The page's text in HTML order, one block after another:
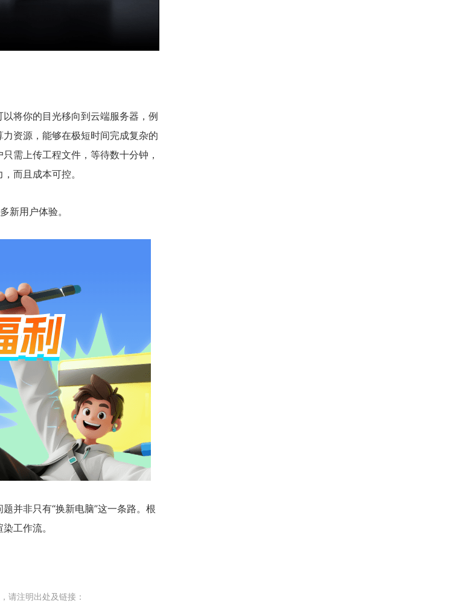
将你的目光移向到云端服务器，例
资源，能够在极短时间完成复杂的
需上传工程文件，等待数十分钟，
而且成本可控。
新用户体验。
并非只有“换新电脑”这一条路。根
工作流。
请注明出处及链接：